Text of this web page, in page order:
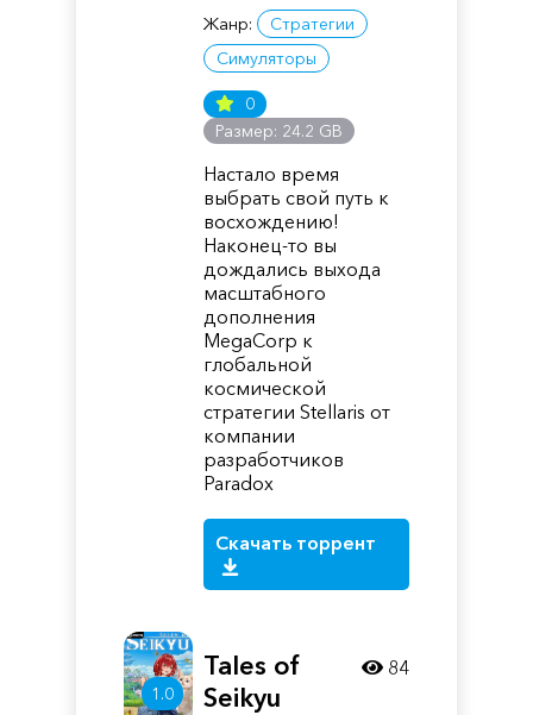
Жанр:
Стратегии
Симуляторы
0
Размер: 24.2 GB
Настало время
выбрать свой путь к
восхождению!
Наконец-то вы
дождались выхода
масштабного
дополнения
MegaCorp к
глобальной
космической
стратегии Stellaris от
компании
разработчиков
Paradox
Скачать торрент
1.0
Tales of
Seikyu
84